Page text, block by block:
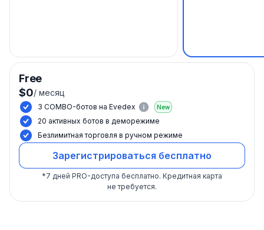
Free
$0/ месяц
3 COMBO-ботов на Evedex New
20 активных ботов в деморежиме
Безлимитная торговля в ручном режиме
Зарегистрироваться бесплатно
*7 дней PRO-доступа бесплатно. Кредитная карта
не требуется.